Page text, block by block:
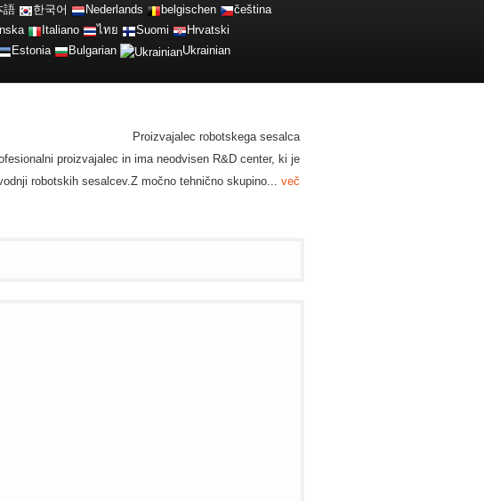
語 한국어 Nederlands belgischen
čeština
Italiano ไทย Suomi
Hrvatski
Estonia Bulgarian
Ukrainian
Proizvajalec robotskega sesalca
proizvajalec in ima neodvisen R&D center, ki je
robotskih sesalcev.Z močno tehnično skupino... več